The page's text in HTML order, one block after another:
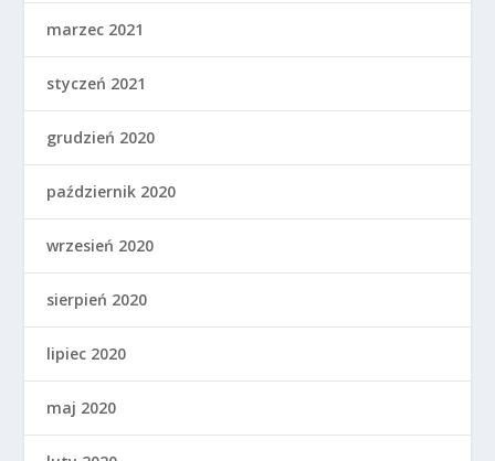
marzec 2021
styczeń 2021
grudzień 2020
październik 2020
wrzesień 2020
sierpień 2020
lipiec 2020
maj 2020